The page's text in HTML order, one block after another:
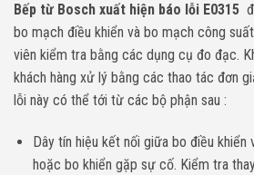
Bếp từ Bosch xuất hiện báo lỗi E0315
bo mạch điều khiển và bo mạch công
viên kiểm tra bằng các dụng cụ đo đạc.
khách hàng xử lý bằng các thao tác đơn
lỗi này có thể tới từ các bộ phận sau :
Dây tín hiệu kết nối giữa bo điều
hoặc bo khiển gặp sự cố. Kiểm tra